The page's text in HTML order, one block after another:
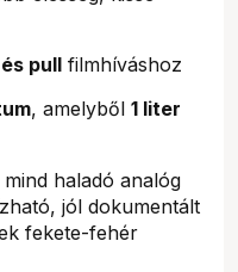
pull filmhíváshoz
, amelyből 1 liter
haladó analóg
jól dokumentált
fekete-fehér